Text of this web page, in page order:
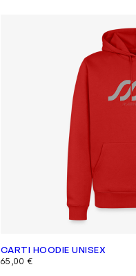
CARTI HOODIE UNISEX
65,00 €